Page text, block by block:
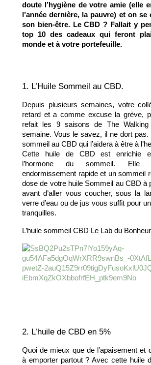
doute l’hygiène de votre amie (elle
l’année dernière, la pauvre) et on
son bien-être. Le CBD ? Fallait y
top 10 des cadeaux qui feront
monde et à votre portefeuille.
1. L’Huile Sommeil au CBD.
Depuis plusieurs semaines, votre
retard et a comme excuse la grève,
refait les 9 saisons de The
semaine. Vous le savez, il ne dort pas.
sommeil au CBD qui l’aidera à être à
Cette huile de CBD est enrichie
l’hormone du sommeil. Elle
endormissement rapide et un sommeil
dose de votre huile Sommeil au CBD à
avant d’aller vous coucher, sous la
verre d’eau ou de jus vous suffit pour
tranquilles.
L’huile sommeil CBD Le Lab du
2. L’huile de CBD en 5%
Quoi de mieux que de l’apaisement et
à emporter partout ? Avec cette huile